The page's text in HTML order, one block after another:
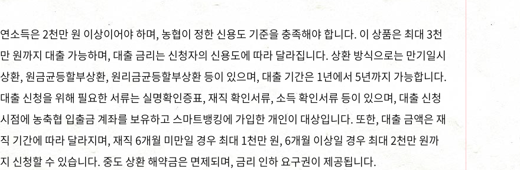
연소득은 2천만 원 이상이어야 하며, 농협이 정한 신용도 기준을 충족해야 합니다. 이 상품은 최대 3천
만 원까지 대출 가능하며, 대출 금리는 신청자의 신용도에 따라 달라집니다. 상환 방식으로는 만기일시
상환, 원금균등할부상환, 원리금균등할부상환 등이 있으며, 대출 기간은 1년에서 5년까지 가능합니다.
대출 신청을 위해 필요한 서류는 실명확인증표, 재직 확인서류, 소득 확인서류 등이 있으며, 대출 신청
시점에 농축협 입출금 계좌를 보유하고 스마트뱅킹에 가입한 개인이 대상입니다. 또한, 대출 금액은 재
직 기간에 따라 달라지며, 재직 6개월 미만일 경우 최대 1천만 원, 6개월 이상일 경우 최대 2천만 원까
지 신청할 수 있습니다. 중도 상환 해약금은 면제되며, 금리 인하 요구권이 제공됩니다.